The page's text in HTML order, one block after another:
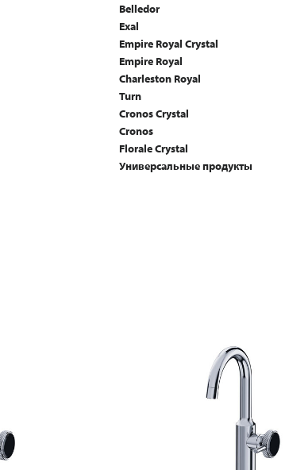
Belledor
Exal
Empire Royal Crystal
Empire Royal
Charleston Royal
Turn
Cronos Crystal
Cronos
Florale Crystal
Универсальные продукты